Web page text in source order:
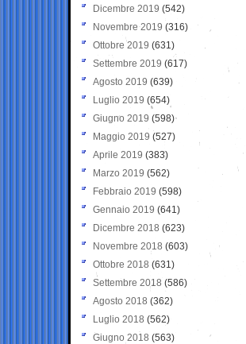
Dicembre 2019 (542)
Novembre 2019 (316)
Ottobre 2019 (631)
Settembre 2019 (617)
Agosto 2019 (639)
Luglio 2019 (654)
Giugno 2019 (598)
Maggio 2019 (527)
Aprile 2019 (383)
Marzo 2019 (562)
Febbraio 2019 (598)
Gennaio 2019 (641)
Dicembre 2018 (623)
Novembre 2018 (603)
Ottobre 2018 (631)
Settembre 2018 (586)
Agosto 2018 (362)
Luglio 2018 (562)
Giugno 2018 (563)